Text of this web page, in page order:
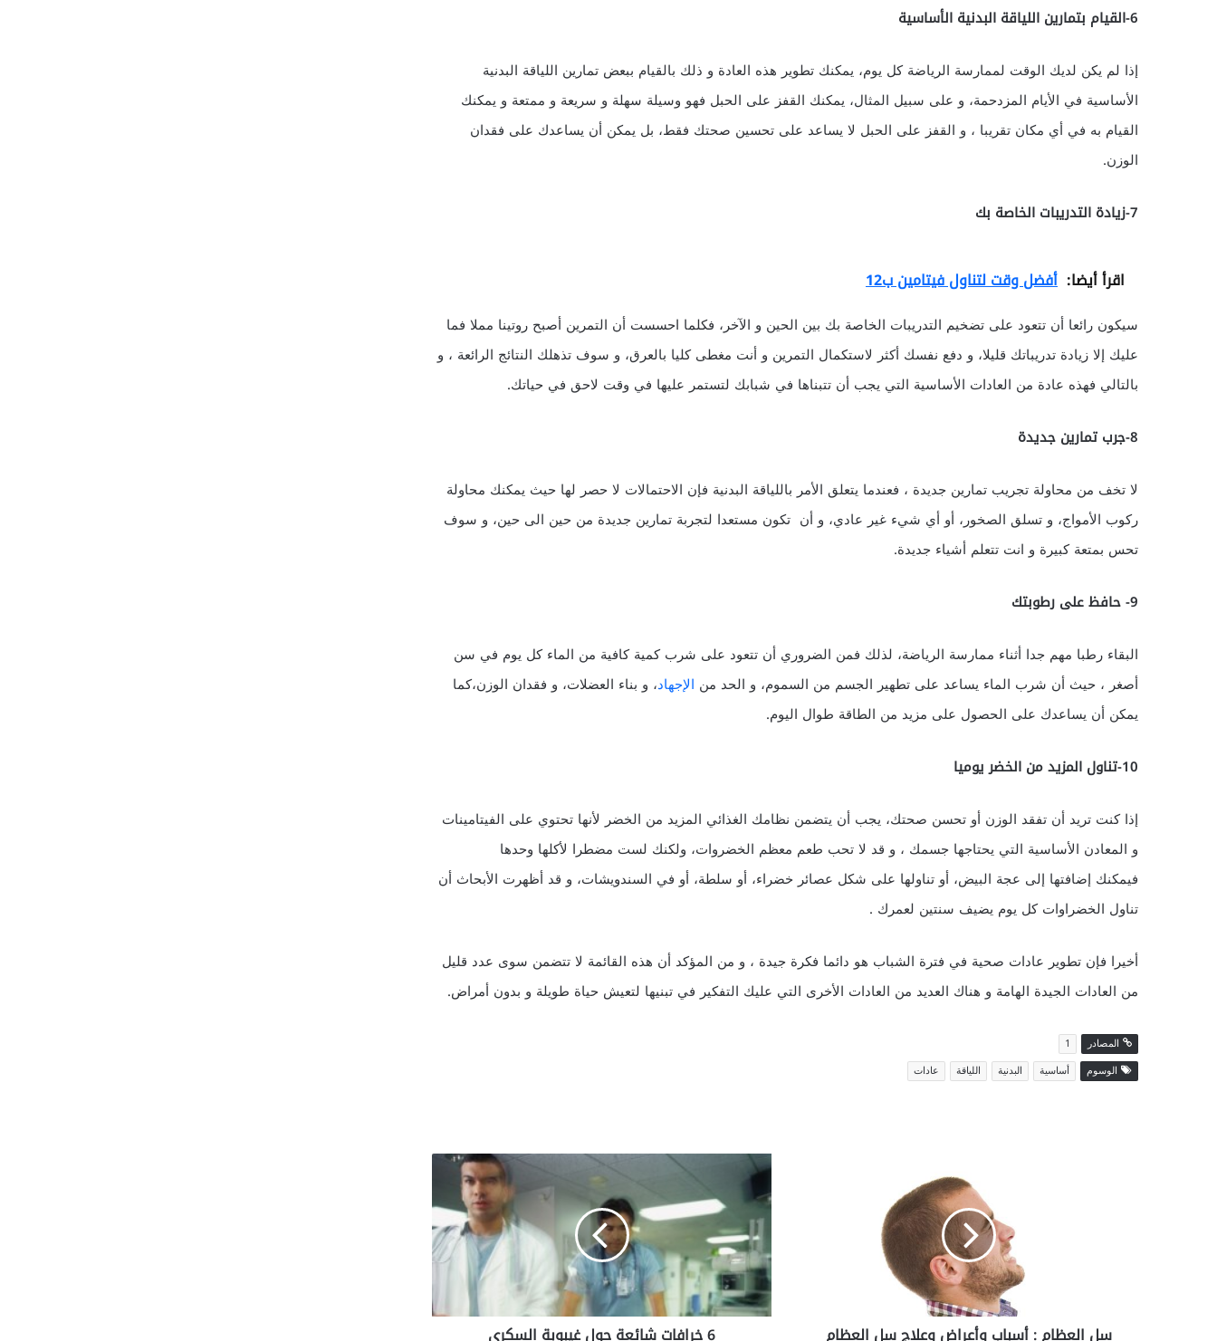
6-القيام بتمارين اللياقة البدنية الأساسية
إذا لم يكن لديك الوقت لممارسة الرياضة كل يوم، يمكنك تطوير هذه العادة و ذلك بالقيام ببعض تمارين اللياقة البدنية
الأساسية في الأيام المزدحمة، و على سبيل المثال، يمكنك القفز على الحبل فهو وسيلة سهلة و سريعة و ممتعة و يمكنك
القيام به في أي مكان تقريبا ، و القفز على الحبل لا يساعد على تحسين صحتك فقط، بل يمكن أن يساعدك على فقدان
الوزن.
7-زيادة التدريبات الخاصة بك
اقرأ أيضا: أفضل وقت لتناول فيتامين ب12
سيكون رائعا أن تتعود على تضخيم التدريبات الخاصة بك بين الحين و الآخر، فكلما احسست أن التمرين أصبح روتينا مملا فما
عليك إلا زيادة تدريباتك قليلا، و دفع نفسك أكثر لاستكمال التمرين و أنت مغطى كليا بالعرق، و سوف تذهلك النتائج الرائعة ، و
بالتالي فهذه عادة من العادات الأساسية التي يجب أن تتبناها في شبابك لتستمر عليها في وقت لاحق في حياتك.
8-جرب تمارين جديدة
لا تخف من محاولة تجريب تمارين جديدة ، فعندما يتعلق الأمر باللياقة البدنية فإن الاحتمالات لا حصر لها حيث يمكنك محاولة
ركوب الأمواج، و تسلق الصخور، أو أي شيء غير عادي، و أن تكون مستعدا لتجربة تمارين جديدة من حين الى حين، و سوف
تحس بمتعة كبيرة و انت تتعلم أشياء جديدة.
9- حافظ على رطوبتك
البقاء رطبا مهم جدا أثناء ممارسة الرياضة، لذلك فمن الضروري أن تتعود على شرب كمية كافية من الماء كل يوم في سن
أصغر ، حيث أن شرب الماء يساعد على تطهير الجسم من السموم، و الحد من الإجهاد، و بناء العضلات، و فقدان الوزن،كما
يمكن أن يساعدك على الحصول على مزيد من الطاقة طوال اليوم.
10-تناول المزيد من الخضر يوميا
إذا كنت تريد أن تفقد الوزن أو تحسن صحتك، يجب أن يتضمن نظامك الغذائي المزيد من الخضر لأنها تحتوي على الفيتامينات
و المعادن الأساسية التي يحتاجها جسمك ، و قد لا تحب طعم معظم الخضروات، ولكنك لست مضطرا لأكلها وحدها
فيمكنك إضافتها إلى عجة البيض، أو تناولها على شكل عصائر خضراء، أو سلطة، أو في السندويشات، و قد أظهرت الأبحاث أن
تناول الخضراوات كل يوم يضيف سنتين لعمرك .
أخيرا فإن تطوير عادات صحية في فترة الشباب هو دائما فكرة جيدة ، و من المؤكد أن هذه القائمة لا تتضمن سوى عدد قليل
من العادات الجيدة الهامة و هناك العديد من العادات الأخرى التي عليك التفكير في تبنيها لتعيش حياة طويلة و بدون أمراض.
المصادر
1
الوسوم
أساسية البدنية اللياقة عادات
سل العظام : أسباب وأعراض وعلاج سل العظام
6
ر
ا
ت
ش
ا
6 خرافات شائعة حول غيبوبة السكري